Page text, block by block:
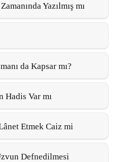
Yazılmış mı
da Kapsar mı?
Hadis Var mı
Etmek Caiz mi
Defnedilmesi